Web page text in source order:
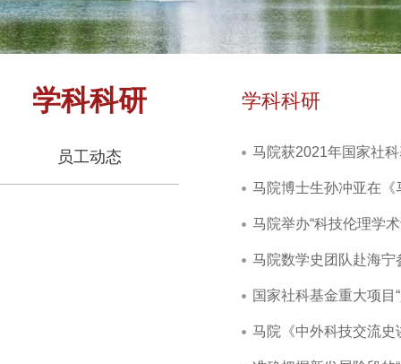
学科科研
员工动态
学科科研
马院获2021年国家社
马院博士生孙冲亚在
马院举办“科技伦理学
马院数学史团队赴海
国家社科基金重大项目
马院《中外科技交流